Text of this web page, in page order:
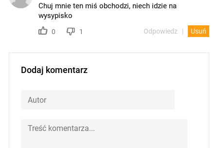
Chuj mnie ten miś obchodzi, niech idzie na
wysypisko
0 1 Odpowiedz Usuń
Dodaj komentarz